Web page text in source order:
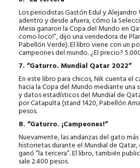
Los periodistas Gastón Edul y
adentro y desde afuera, cómo la
Messi ganaron la Copa del Mundo en
como loco!”, dijo una vendedora de
Pabellón Verde). El libro viene con un
campeones del mundo. ¿El precio?
7. “Gaturro. Mundial Qatar 2022”
En este libro para chicos, Nik cuenta el
hacia la Copa del Mundo mediante una
y datos estadísticos del Mundial de
por Catapulta (stand 1420, Pabellón
pesos.
8. “Gaturro. ¡Campeones!”
Nuevamente, las andanzas del gato
historietas durante el Mundial de
ganó “la tercera”. El libro, también
sale 2.400 pesos.